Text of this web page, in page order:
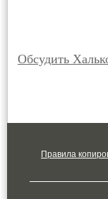
Обсудить
Правила